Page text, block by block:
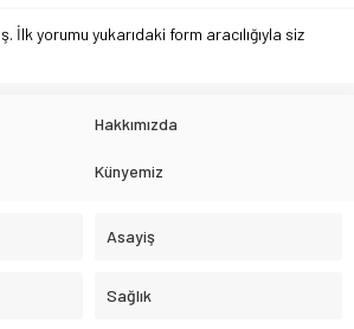
İlk yorumu yukarıdaki form aracılığıyla siz
Hakkımızda
Künyemiz
Asayiş
Sağlık